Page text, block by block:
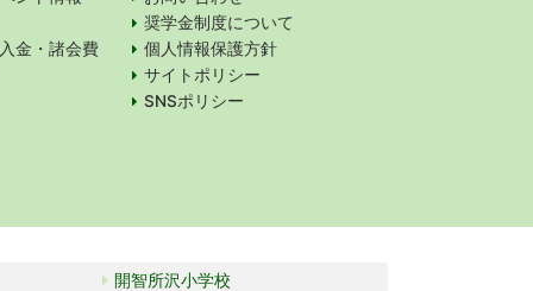
金・諸会費
奨学金制度について
個人情報保護方針
サイトポリシー
SNSポリシー
開智所沢小学校